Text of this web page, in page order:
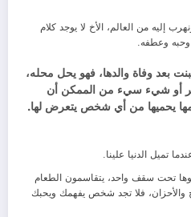
إليه من العالم، الأخ لا يوجد كلام
وعطفه.
بعد وفاة والدها، فهو يحل محله،
أو شيء سيء من الممكن أن
يحميها من أي شخص يتعرض لها.
تميل الدنيا علينا.
تحت سقف واحد، يتقاسمون الطعام
والأحزان، فلا تجد شخص يفهمك ويحبك